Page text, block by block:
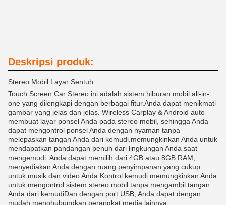
Deskripsi produk:
Stereo Mobil Layar Sentuh
Touch Screen Car Stereo ini adalah sistem hiburan mobil all-in-
one yang dilengkapi dengan berbagai fitur.Anda dapat menikmati
gambar yang jelas dan jelas. Wireless Carplay & Android auto
membuat layar ponsel Anda pada stereo mobil, sehingga Anda
dapat mengontrol ponsel Anda dengan nyaman tanpa
melepaskan tangan Anda dari kemudi.memungkinkan Anda untuk
mendapatkan pandangan penuh dari lingkungan Anda saat
mengemudi. Anda dapat memilih dari 4GB atau 8GB RAM,
menyediakan Anda dengan ruang penyimpanan yang cukup
untuk musik dan video Anda.Kontrol kemudi memungkinkan Anda
untuk mengontrol sistem stereo mobil tanpa mengambil tangan
Anda dari kemudiDan dengan port USB, Anda dapat dengan
mudah menghubungkan perangkat media lainnya.